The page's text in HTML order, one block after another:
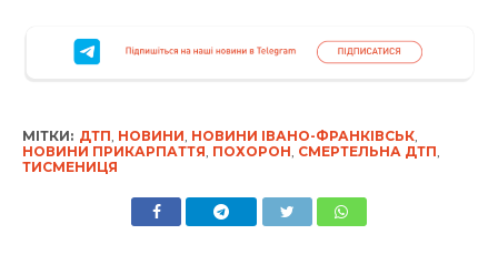
МІТКИ: ДТП, НОВИНИ, НОВИНИ ІВАНО-ФРАНКІВСЬК,
НОВИНИ ПРИКАРПАТТЯ, ПОХОРОН, СМЕРТЕЛЬНА ДТП,
ТИСМЕНИЦЯ